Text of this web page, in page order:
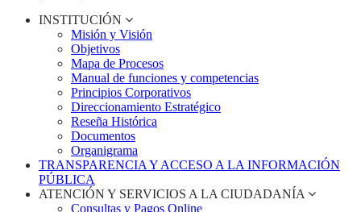
INSTITUCIÓN
Misión y Visión
Objetivos
Mapa de Procesos
Manual de funciones y competencias
Principios Corporativos
Direccionamiento Estratégico
Reseña Histórica
Documentos
Organigrama
TRANSPARENCIA Y ACCESO A LA INFORMACIÓN
PÚBLICA
ATENCIÓN Y SERVICIOS A LA CIUDADANÍA
Consultas y Pagos Online